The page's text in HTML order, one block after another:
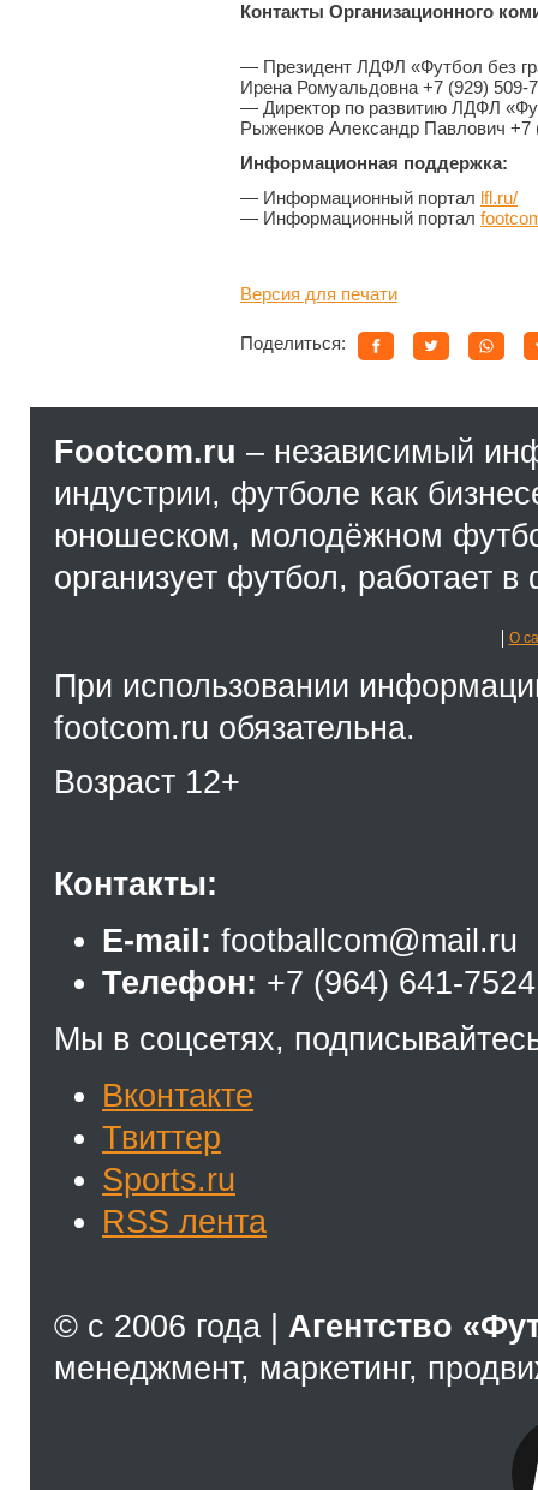
Контакты Организационного
— Президент ЛДФЛ «Футбол без
Ирена Ромуальдовна +7 (929) 509-
— Директор по развитию ЛДФЛ
Рыженков Александр Павлович +7
Информационная поддержка:
— Информационный портал lfl.ru/
— Информационный портал
Версия для печати
Поделиться:
Footcom.ru – независимый
индустрии, футболе как
юношеском, молодёжном
организует футбол, работает
О
При использовании
footcom.ru обязательна.
Возраст 12+
Контакты:
E-mail: footballcom@mail.ru
Телефон: +7 (964) 641-7524
Мы в соцсетях,
Вконтакте
Твиттер
Sports.ru
RSS лента
© с 2006 года | Агентство
менеджмент, маркетинг,